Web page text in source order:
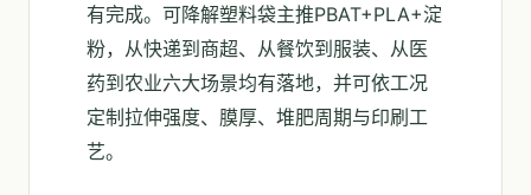
有完成。可降解塑料袋主推PBAT+PLA+淀
粉，从快递到商超、从餐饮到服装、从医
药到农业六大场景均有落地，并可依工况
定制拉伸强度、膜厚、堆肥周期与印刷工
艺。